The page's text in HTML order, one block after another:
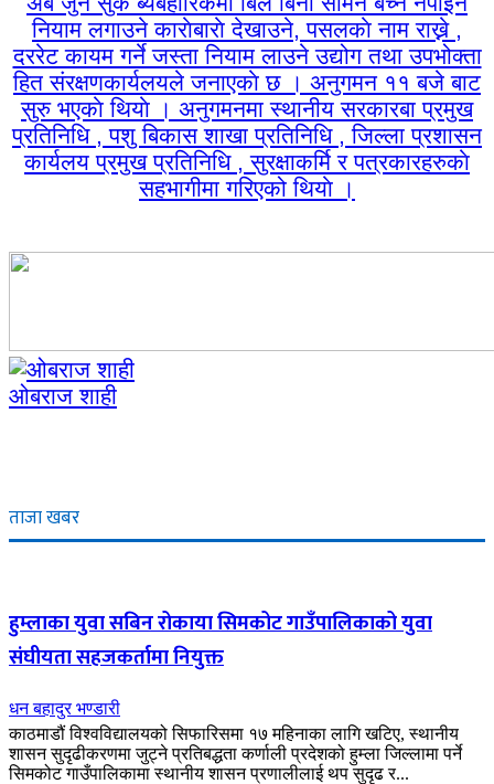
नियाम लगाउने काराेबाराे देखाउने, पसलकाे नाम राख्ने ,
दररेट कायम गर्ने जस्ता नियाम लाउने उद्योग तथा उपभोक्ता
हित संरक्षणकार्यलयले जनाएकाे छ । अनुगमन ११ बजे बाट
सुरु भएकाे थियाे । अनुगमनमा स्थानीय सरकारबा प्रमुख
प्रतिनिधि , पशु बिकास शाखा प्रतिनिधि , जिल्ला प्रशासन
कार्यलय प्रमुख प्रतिनिधि , सुरक्षाकर्मि र पत्रकारहरुकाे
सहभागीमा गरिएको थियाे ।
ओबराज शाही
ताजा खबर
हुम्लाका युवा सबिन रोकाया सिमकोट गाउँपालिकाको युवा
संघीयता सहजकर्तामा नियुक्त
धन बहादुर भण्डारी
काठमाडौं विश्वविद्यालयको सिफारिसमा १७ महिनाका लागि खटिए, स्थानीय
शासन सुदृढीकरणमा जुट्ने प्रतिबद्धता कर्णाली प्रदेशको हुम्ला जिल्लामा पर्ने
सिमकोट गाउँपालिकामा स्थानीय शासन प्रणालीलाई थप सुदृढ र...